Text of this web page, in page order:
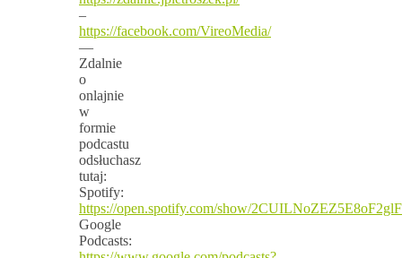
–
https://facebook.com/VireoMedia/
—
Zdalnie
o
onlajnie
w
formie
podcastu
odsłuchasz
tutaj:
Spotify:
https://open.spotify.com/show/
Google
Podcasts: